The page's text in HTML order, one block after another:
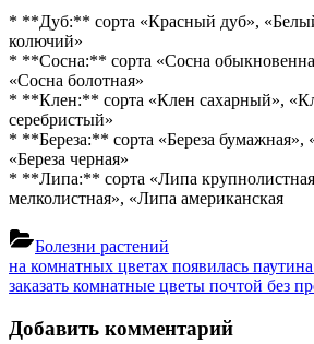
* **Дуб:** сорта «Красный дуб»,
колючий»
* **Сосна:** сорта «Сосна
«Сосна болотная»
* **Клен:** сорта «Клен сахарный»,
серебристый»
* **Береза:** сорта «Береза бумажная»,
«Береза черная»
* **Липа:** сорта «Липа
мелколистная», «Липа американская
Болезни растений
Навигация
по
записям
Previous
Post:
на комнатных цветах появилась
Next
заказать комнатные цветы почтой без
Добавить комментарий